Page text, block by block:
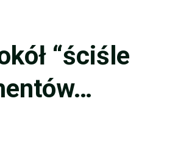
“ściśle